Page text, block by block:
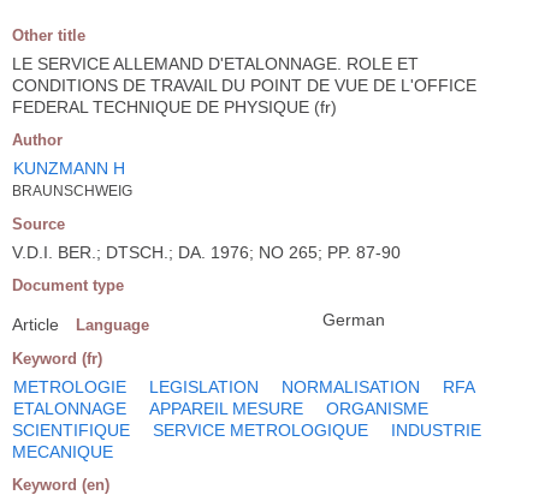
Other title
LE SERVICE ALLEMAND D'ETALONNAGE. ROLE ET
CONDITIONS DE TRAVAIL DU POINT DE VUE DE L'OFFICE
FEDERAL TECHNIQUE DE PHYSIQUE (fr)
Author
KUNZMANN H
BRAUNSCHWEIG
Source
V.D.I. BER.; DTSCH.; DA. 1976; NO 265; PP. 87-90
Document type
Article Language German
Keyword (fr)
METROLOGIE LEGISLATION NORMALISATION
RFA
ETALONNAGE
APPAREIL MESURE
ORGANISME
SCIENTIFIQUE
SERVICE METROLOGIQUE
INDUSTRIE
MECANIQUE
Keyword (en)